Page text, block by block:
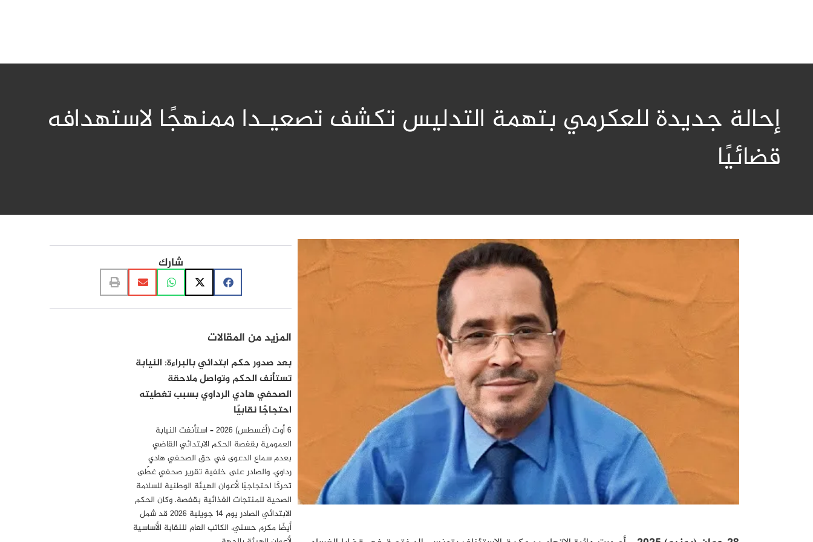
إحالة جديدة للعكرمي بتهمة التدليس تكشف تصعيـدا ممنهجًا لاستهدافه
قضائيًا
شارك
المزيد من المقالات
بعد صدور حكم ابتدائي بالبراءة: النيابة
تستأنف الحكم وتواصل ملاحقة
الصحفي هادي الرداوي بسبب تغطيته
احتجاجًا نقابيًا
6 أوت (أغسطس) 2026 – استأنفت النيابة
العمومية بقفصة الحكم الابتدائي القاضي
بعدم سماع الدعوى في حق الصحفي هادي
رداوي، والصادر على خلفية تقرير صحفي غطّى
تحركًا احتجاجيًا لأعوان الهيئة الوطنية للسلامة
الصحية للمنتجات الغذائية بقفصة. وكان الحكم
الابتدائي الصادر يوم 14 جويلية 2026 قد شمل
أيضًا مكرم حسني، الكاتب العام للنقابة الأساسية